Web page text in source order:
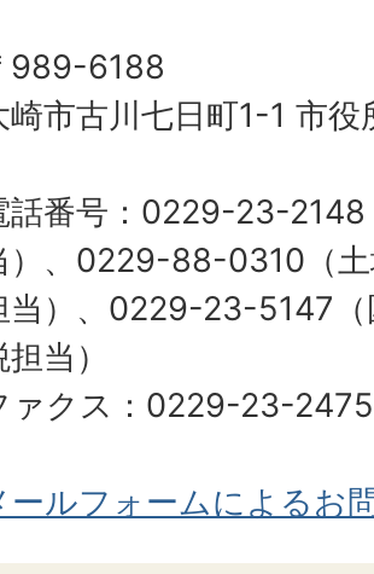
989-6188
崎市古川七日町1-1 市役
話番号：0229-23-2148
）、0229-88-0310（土
当）、0229-23-5147（
当）
ァクス：0229-23-2475
ールフォームによるお